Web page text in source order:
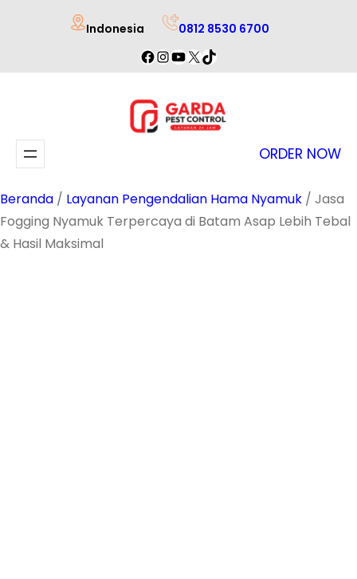
Indonesia 0812 8530 6700
Facebook
Instagram
YouTube
X TikTok
ORDER NOW
Beranda / Layanan Pengendalian Hama Nyamuk / Jasa
Fogging Nyamuk Terpercaya di Batam Asap Lebih Tebal
& Hasil Maksimal